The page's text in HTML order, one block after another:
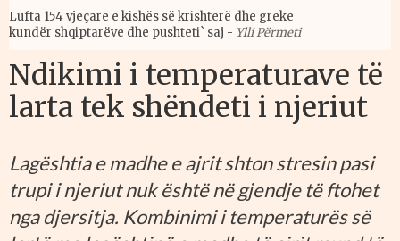
Lufta 154 vjeçare e kishës së krishterë dhe greke
kundër shqiptarëve dhe pushteti` saj - Ylli Përmeti
Ndikimi i temperaturave të
larta tek shëndeti i njeriut
Lagështia e madhe e ajrit shton stresin pasi
trupi i njeriut nuk është në gjendje të ftohet
nga djersitja. Kombinimi i temperaturës së